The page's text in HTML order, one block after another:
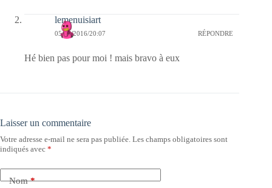
lemenuisiart
05/10/2016/20:07 RÉPONDRE
Hé bien pas pour moi ! mais bravo à eux
Laisser un commentaire
Votre adresse e-mail ne sera pas publiée. Les champs obligatoires sont
indiqués avec *
Nom*